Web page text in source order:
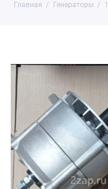
Главная Генераторы